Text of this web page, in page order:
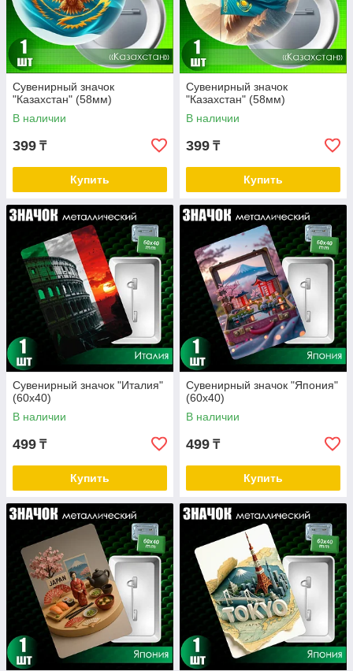
Сувенирный значок
"Казахстан" (58мм)
В наличии
399 ₸
Купить
Сувенирный значок
"Казахстан" (58мм)
В наличии
399 ₸
Купить
Сувенирный значок "Италия"
(60х40)
В наличии
499 ₸
Купить
Сувенирный значок "Япония"
(60х40)
В наличии
499 ₸
Купить